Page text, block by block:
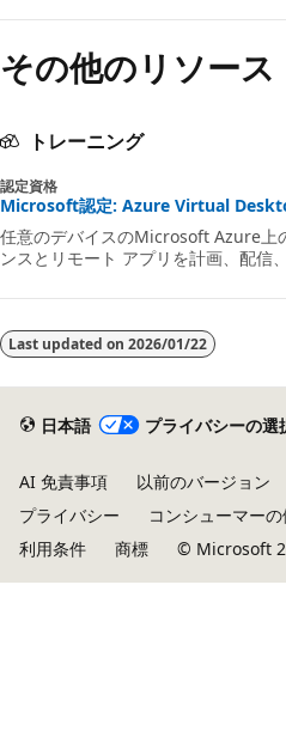
その他のリソース
トレーニング
認定資格
Microsoft認定: Azure Virtual
任意のデバイスのMicrosoft Azure上
ンスとリモート アプリを計画、配信
Last updated on 2026/01/22
日本語 プライバシーの選
AI 免責事項 以前のバージョン
プライバシー
コンシューマー
利用条件
商標 © Microsoft